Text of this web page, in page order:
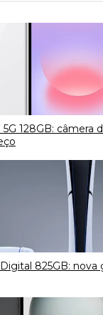
128GB: câmera
825GB: nova